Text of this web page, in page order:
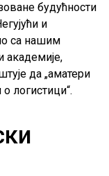
будућности
и
са нашим
академије,
да „аматери
логистици“.